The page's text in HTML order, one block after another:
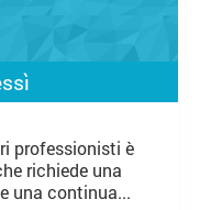
professionisti è
richiede una
una continua...